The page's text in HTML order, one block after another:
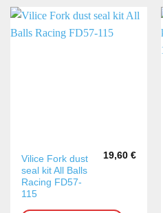
Vilice Fork dust
seal kit All Balls
Racing FD57-
115
19,60 €